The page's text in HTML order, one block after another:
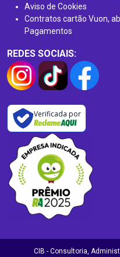
Aviso de Cookies
Contratos cartão Vuon,
Pagamentos
REDES SOCIAIS:
Verificada por
CIB - Consultoria,